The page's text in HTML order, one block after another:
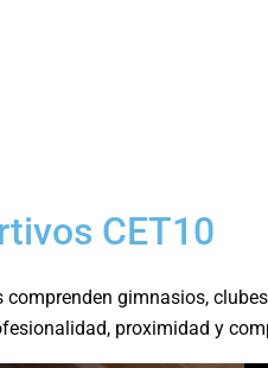
CET10
gimnasios,
proximidad y